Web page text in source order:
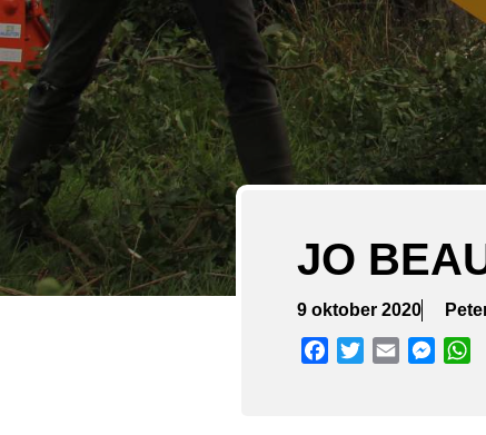
JO
9 oktober 2020
Facebook
TwitterEmail